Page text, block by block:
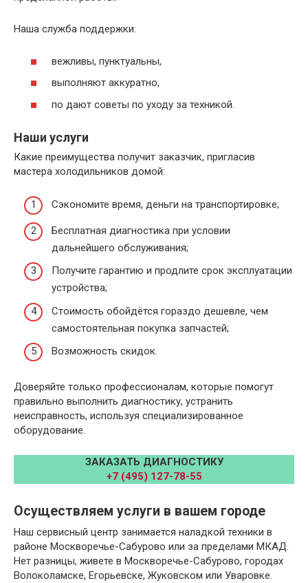
Наша служба поддержки:
вежливы, пунктуальны,
выполняют аккуратно,
по дают советы по уходу за техникой.
Наши услуги
Какие преимущества получит заказчик, пригласив
мастера холодильников домой:
Сэкономите время, деньги на транспортировке;
Бесплатная диагностика при условии
дальнейшего обслуживания;
Получите гарантию и продлите срок эксплуатации
устройства;
Стоимость обойдётся гораздо дешевле, чем
самостоятельная покупка запчастей;
Возможность скидок.
Доверяйте только профессионалам, которые помогут
правильно выполнить диагностику, устранить
неисправность, используя специализированное
оборудование.
ЗАКАЗАТЬ ДИАГНОСТИКУ
+7 (495) 127-78-55
Осуществляем услуги в вашем городе
Наш сервисный центр занимается наладкой техники в
районе Москворечье-Сабурово или за пределами МКАД.
Нет разницы, живете в Москворечье-Сабурово, городах
Волоколамске, Егорьевске, Жуковском или Уваровке.